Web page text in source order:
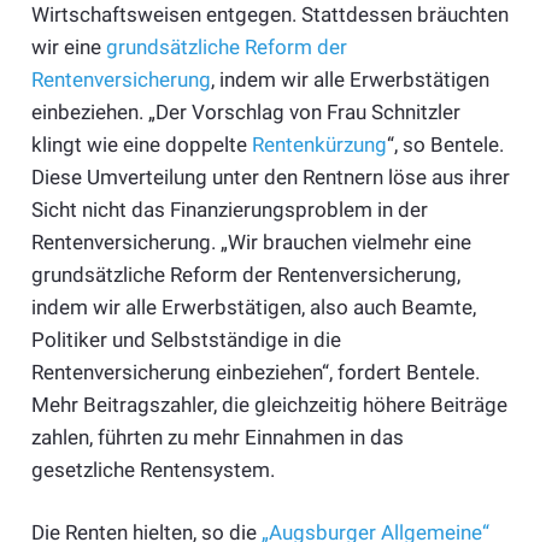
Wirtschaftsweisen entgegen. Stattdessen bräuchten
wir eine grundsätzliche Reform der
Rentenversicherung, indem wir alle Erwerbstätigen
einbeziehen. „Der Vorschlag von Frau Schnitzler
klingt wie eine doppelte Rentenkürzung“, so Bentele.
Diese Umverteilung unter den Rentnern löse aus ihrer
Sicht nicht das Finanzierungsproblem in der
Rentenversicherung. „Wir brauchen vielmehr eine
grundsätzliche Reform der Rentenversicherung,
indem wir alle Erwerbstätigen, also auch Beamte,
Politiker und Selbstständige in die
Rentenversicherung einbeziehen“, fordert Bentele.
Mehr Beitragszahler, die gleichzeitig höhere Beiträge
zahlen, führten zu mehr Einnahmen in das
gesetzliche Rentensystem.
Die Renten hielten, so die „Augsburger Allgemeine“